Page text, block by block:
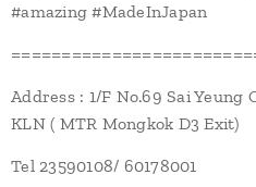
#amazing #MadeInJapan
Address : 1/F No.69 Sai
KLN ( MTR Mongkok D3 Exit)
Tel 23590108/ 60178001